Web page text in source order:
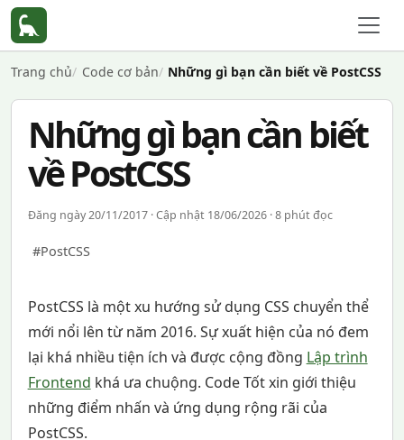
Trang chủ Code cơ bản Những gì bạn cần biết về PostCSS
Những gì bạn cần biết
về PostCSS
Đăng ngày 20/11/2017 · Cập nhật 18/06/2026 · 8 phút đọc
#PostCSS
PostCSS là một xu hướng sử dụng CSS chuyển thể
mới nổi lên từ năm 2016. Sự xuất hiện của nó đem
lại khá nhiều tiện ích và được cộng đồng Lập trình
Frontend khá ưa chuộng. Code Tốt xin giới thiệu
những điểm nhấn và ứng dụng rộng rãi của
PostCSS.